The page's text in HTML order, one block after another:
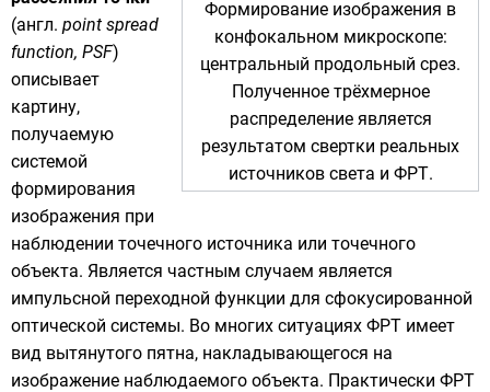
Формирование изображения в
конфокальном микроскопе:
центральный продольный срез.
Полученное трёхмерное
распределение является
результатом свертки реальных
источников света и ФРТ.
(англ. point spread
function, PSF)
описывает
картину,
получаемую
системой
формирования
изображения при
наблюдении точечного источника или точечного
объекта. Является частным случаем является
импульсной переходной функции для сфокусированной
оптической системы. Во многих ситуациях ФРТ имеет
вид вытянутого пятна, накладывающегося на
изображение наблюдаемого объекта. Практически ФРТ